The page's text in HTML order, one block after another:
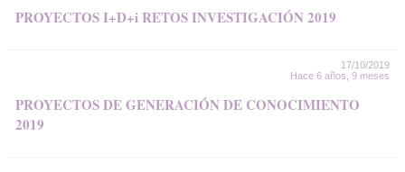
PROYECTOS I+D+i RETOS INVESTIGACIÓN 2019
17/10/2019
Hace 6 años, 9 meses
PROYECTOS DE GENERACIÓN DE CONOCIMIENTO
2019